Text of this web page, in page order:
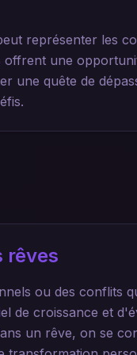
représenter les
une
une quête de
rêves
ou des conflits
de croissance et
un rêve, on se